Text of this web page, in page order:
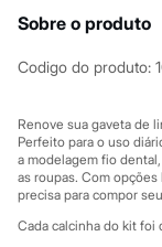
Relógios
Botas
Sandálias
Sapatilhas
Tênis
Marcas
City
Clock House
Sobre o produto
Codigo do produto:
Renove sua gaveta de
Perfeito para o uso
a modelagem fio
as roupas. Com
precisa para compor
Cada calcinha do kit foi